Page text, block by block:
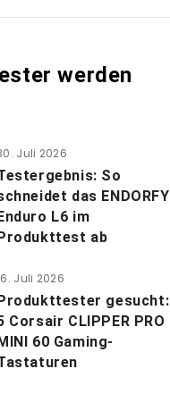
werden
Juli 2026
So
das ENDORFY
Enduro L6 im
Produkttest ab
Juli 2026
Produkttester gesucht:
Corsair CLIPPER PRO
MINI 60 Gaming-